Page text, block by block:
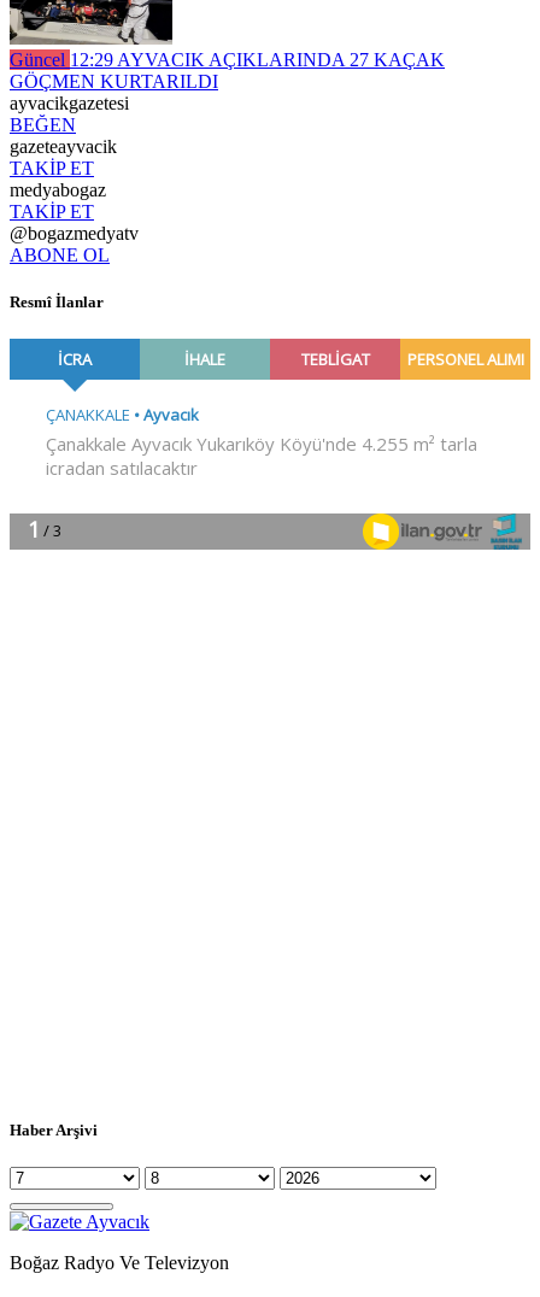
Güncel 12:29 AYVACIK AÇIKLARINDA 27 KAÇAK
GÖÇMEN KURTARILDI
ayvacikgazetesi
BEĞEN
gazeteayvacik
TAKİP ET
medyabogaz
TAKİP ET
@bogazmedyatv
ABONE OL
Resmî İlanlar
Haber Arşivi
Boğaz Radyo Ve Televizyon